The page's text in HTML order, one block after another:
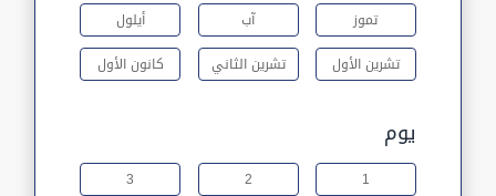
تموز
آب
أيلول
تشرين الأول
تشرين الثاني كانون الأول
يوم
1
2
3